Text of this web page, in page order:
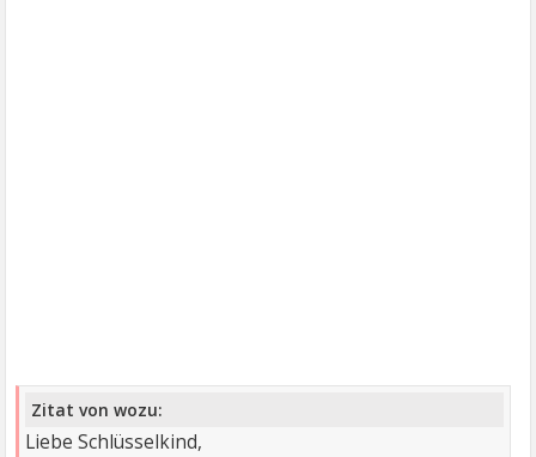
Zitat von wozu:
Liebe Schlüsselkind,